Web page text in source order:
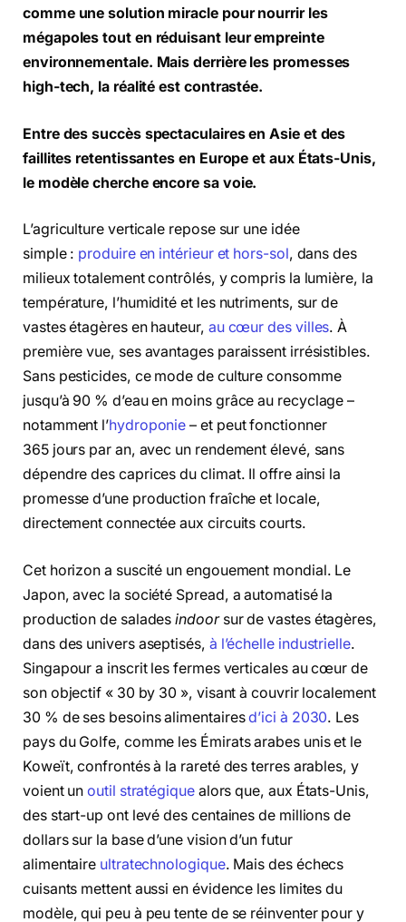
comme une solution miracle pour nourrir les
mégapoles tout en réduisant leur empreinte
environnementale. Mais derrière les promesses
high-tech, la réalité est contrastée.
Entre des succès spectaculaires en Asie et des
faillites retentissantes en Europe et aux États-Unis,
le modèle cherche encore sa voie.
L’agriculture verticale repose sur une idée
simple : produire en intérieur et hors-sol, dans des
milieux totalement contrôlés, y compris la lumière, la
température, l’humidité et les nutriments, sur de
vastes étagères en hauteur, au cœur des villes. À
première vue, ses avantages paraissent irrésistibles.
Sans pesticides, ce mode de culture consomme
jusqu’à 90 % d’eau en moins grâce au recyclage –
notamment l’hydroponie – et peut fonctionner
365 jours par an, avec un rendement élevé, sans
dépendre des caprices du climat. Il offre ainsi la
promesse d’une production fraîche et locale,
directement connectée aux circuits courts.
Cet horizon a suscité un engouement mondial. Le
Japon, avec la société Spread, a automatisé la
production de saladesindoorsur de vastes étagères,
dans des univers aseptisés, à l’échelle industrielle.
Singapour a inscrit les fermes verticales au cœur de
son objectif « 30 by 30 », visant à couvrir localement
30 % de ses besoins alimentairesd’ici à 2030. Les
pays du Golfe, comme les Émirats arabes unis et le
Koweït, confrontés à la rareté des terres arables, y
voient unoutil stratégiquealors que, aux États-Unis,
des start-up ont levé des centaines de millions de
dollars sur la base d’une vision d’un futur
alimentaire ultratechnologique. Mais des échecs
cuisants mettent aussi en évidence les limites du
modèle, qui peu à peu tente de se réinventer pour y